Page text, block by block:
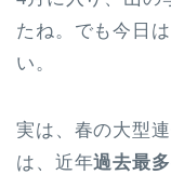
たね。でも今日
い。
実は、春の大型
は、近年過去最